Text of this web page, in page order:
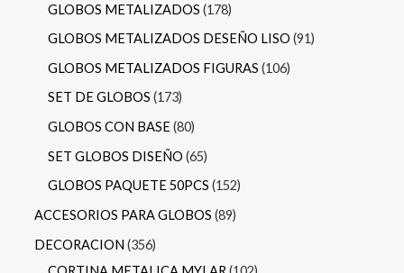
GLOBOS METALIZADOS 178
GLOBOS METALIZADOS DESEÑO LISO 91
GLOBOS METALIZADOS FIGURAS 106
SET DE GLOBOS 173
GLOBOS CON BASE 80
SET GLOBOS DISEÑO 65
GLOBOS PAQUETE 50PCS 152
ACCESORIOS PARA GLOBOS 89
DECORACION 356